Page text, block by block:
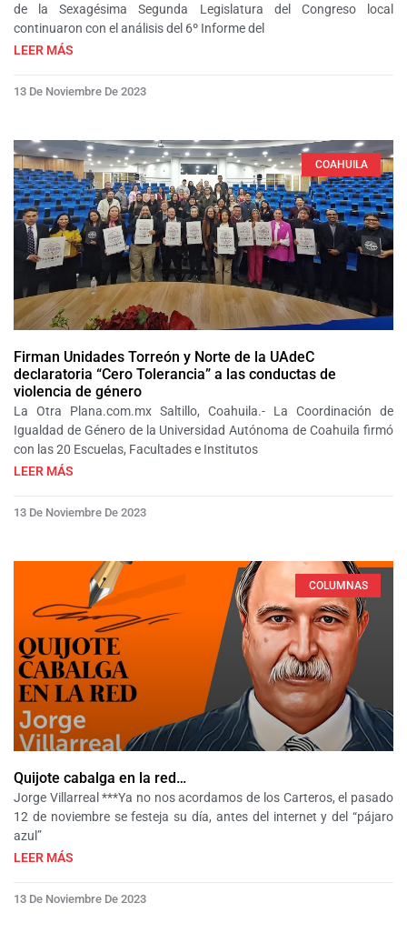
de la Sexagésima Segunda Legislatura del Congreso local
continuaron con el análisis del 6º Informe del
LEER MÁS
13 De Noviembre De 2023
COAHUILA
Firman Unidades Torreón y Norte de la UAdeC
declaratoria “Cero Tolerancia” a las conductas de
violencia de género
La Otra Plana.com.mx Saltillo, Coahuila.- La Coordinación de
Igualdad de Género de la Universidad Autónoma de Coahuila firmó
con las 20 Escuelas, Facultades e Institutos
LEER MÁS
13 De Noviembre De 2023
COLUMNAS
Quijote cabalga en la red…
Jorge Villarreal ***Ya no nos acordamos de los Carteros, el pasado
12 de noviembre se festeja su día, antes del internet y del “pájaro
azul”
LEER MÁS
13 De Noviembre De 2023